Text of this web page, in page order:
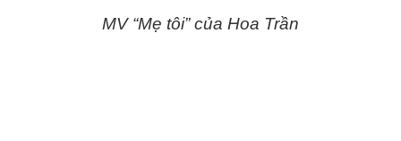
MV “Mẹ tôi” của Hoa Trần